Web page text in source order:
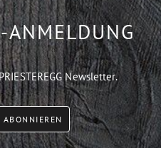
ANMELDUNG
Newsletter.
ABONNIEREN